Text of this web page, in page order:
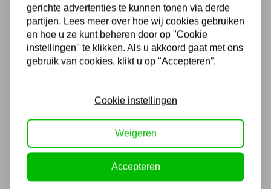
tot een vertrouwd merk dat bekend staat om
zijn duurzame en effectieve
luchtdrukcompressoren. De geschiedenis van
AirPro weerspiegelt een reis van innovatie en
behoeften. Met een missie gericht op het
leveren van topkwaliteit en
klanttevredenheid, heeft AirPro een loyale
klantenkring opgebouwd die vertrouwt op
gerichte advertenties te kunnen tonen via derde
partijen. Lees meer over hoe wij cookies gebruiken
en hoe u ze kunt beheren door op "Cookie
instellingen" te klikken. Als u akkoord gaat met ons
gebruik van cookies, klikt u op "Accepteren”.
Cookie instellingen
Weigeren
Accepteren